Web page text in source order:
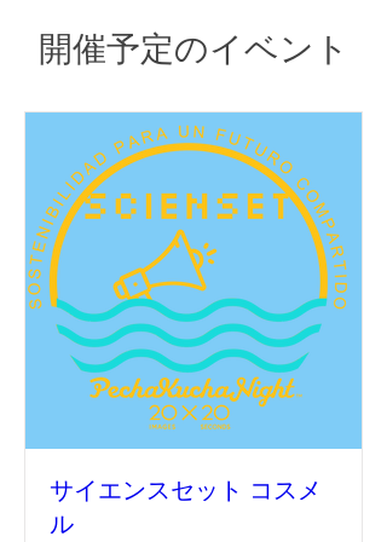
開催予定のイベント
サイエンスセット コスメ
ル